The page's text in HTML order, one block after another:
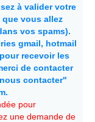
à valider votre
vous allez
vos spams).
gmail, hotmail
recevoir les
de contacter
contacter"
pour
une demande de